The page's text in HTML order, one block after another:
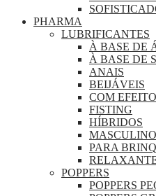
PHARMA
LUBRIFICANTES
À BASE DE
À BASE DE
ANAIS
BEIJÁVEIS
COM
FISTING
HÍBRIDOS
PARA
POPPERS
POPPERS